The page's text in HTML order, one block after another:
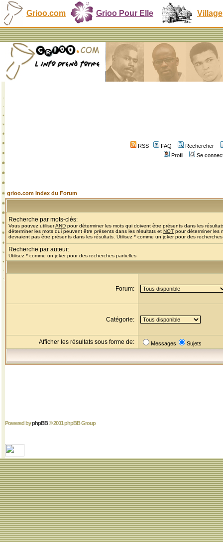
Grioo.com Grioo Pour Elle Village
RSS FAQ
Rechercher
Profil
Se
grioo.com Index du Forum
Recherche par mots-clés:
Vous pouvez utiliserAND pour déterminer les mots qui doivent être présents dans les
déterminer les mots qui peuvent être présents dans les résultats et NOT pour déterminer les
devraient pas être présents dans les résultats. Utilisez * comme un joker pour des
Recherche par auteur:
Utilisez * comme un joker pour des recherches partielles
Forum:
Catégorie:
Afficher les résultats sous forme de: Messages Sujets
Powered byphpBB© 2001 phpBB Group